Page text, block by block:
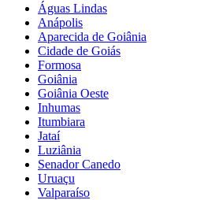
Águas Lindas
Anápolis
Aparecida de Goiânia
Cidade de Goiás
Formosa
Goiânia
Goiânia Oeste
Inhumas
Itumbiara
Jataí
Luziânia
Senador Canedo
Uruaçu
Valparaíso